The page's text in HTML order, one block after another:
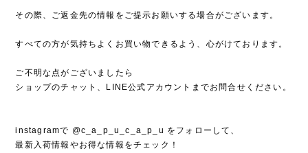
その際、ご返金先の情報をご提示お願いする場合がございます。
すべての方が気持ちよくお買い物できるよう、心がけております。
ご不明な点がございましたら
ショップのチャット、LINE公式アカウントまでお問合せください。
instagramで @c_a_p_u_c_a_p_u をフォローして、
最新入荷情報やお得な情報をチェック！